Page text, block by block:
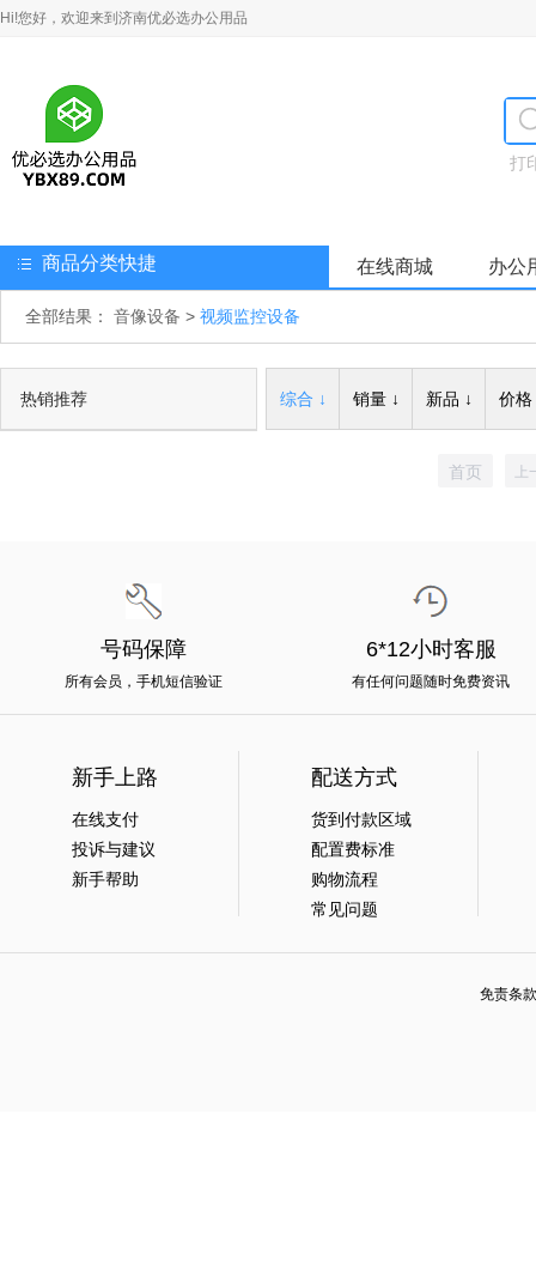
Hi!您好，欢迎来到济南优必选办公用品
打
商品分类快捷 在线商城 办公
全部结果： 音像设备 > 视频监控设备
热销推荐 综合 ↓ 销量 ↓ 新品 ↓ 价格
首页 上
号码保障
所有会员，手机短信验证
6*12小时客服
有任何问题随时免费资讯
新手上路
在线支付
投诉与建议
新手帮助
配送方式
货到付款区域
配置费标准
购物流程
常见问题
免责条款